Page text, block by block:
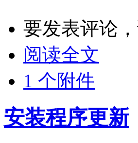
要发表评论
阅读全文
1 个附件
安装程序更新